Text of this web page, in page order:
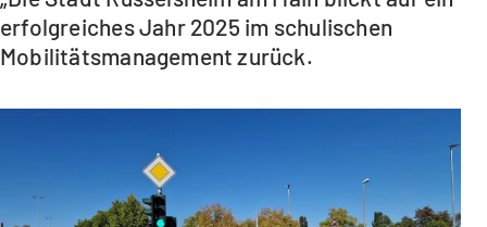
erfolgreiches Jahr 2025 im schulischen
Mobilitätsmanagement zurück.